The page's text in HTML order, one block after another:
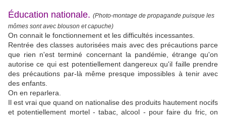
Éducation nationale. (Photo-montage de propagande puisque les
mômes sont avec blouson et capuche)
On connait le fonctionnement et les difficultés incessantes.
Rentrée des classes autorisées mais avec des précautions parce
que rien n'est terminé concernant la pandémie, étrange qu'on
autorise ce qui est potentiellement dangereux qu'il faille prendre
des précautions par-là même presque impossibles à tenir avec
des enfants.
On en reparlera.
Il est vrai que quand on nationalise des produits hautement nocifs
et potentiellement mortel - tabac, alcool - pour faire du fric, on